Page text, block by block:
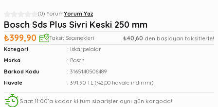
(0) YorumYorum Yaz
Bosch Sds Plus Sivri Keski 250 mm
₺399,90
Taksit Seçenekleri ₺40,60 den başlayan taksitlerle!
Kategori
Iskarpelalar
Marka
Bosch
Barkod Kodu
3165140506489
Havale
391,90 TL (%2,00 havale indirimi)
Saat 11:00’a kadar ki tüm siparişler aynı gün kargoda!